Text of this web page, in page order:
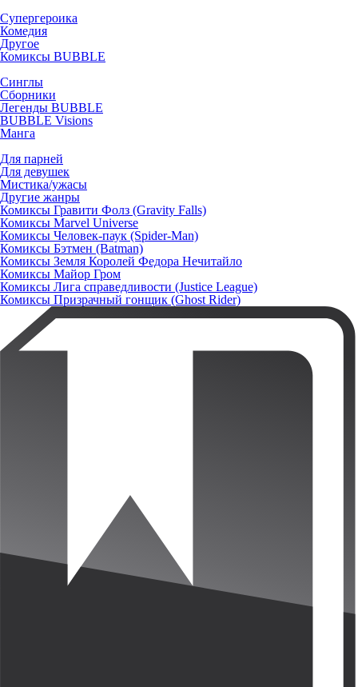
Супергероика
Комедия
Другое
Комиксы BUBBLE
Синглы
Сборники
Легенды BUBBLE
BUBBLE Visions
Манга
Для парней
Для девушек
Мистика/ужасы
Другие жанры
Комиксы Гравити Фолз (Gravity Falls)
Комиксы Marvel Universe
Комиксы Человек-паук (Spider-Man)
Комиксы Бэтмен (Batman)
Комиксы Земля Королей Федора Нечитайло
Комиксы Майор Гром
Комиксы Лига справедливости (Justice League)
Комиксы Призрачный гонщик (Ghost Rider)